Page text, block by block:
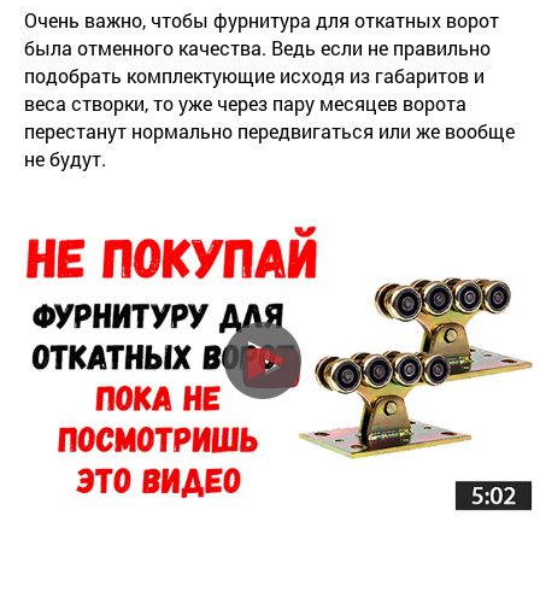
Очень важно, чтобы фурнитура для откатных ворот
была отменного качества. Ведь если не правильно
подобрать комплектующие исходя из габаритов и
веса створки, то уже через пару месяцев ворота
перестанут нормально передвигаться или же вообще
не будут.